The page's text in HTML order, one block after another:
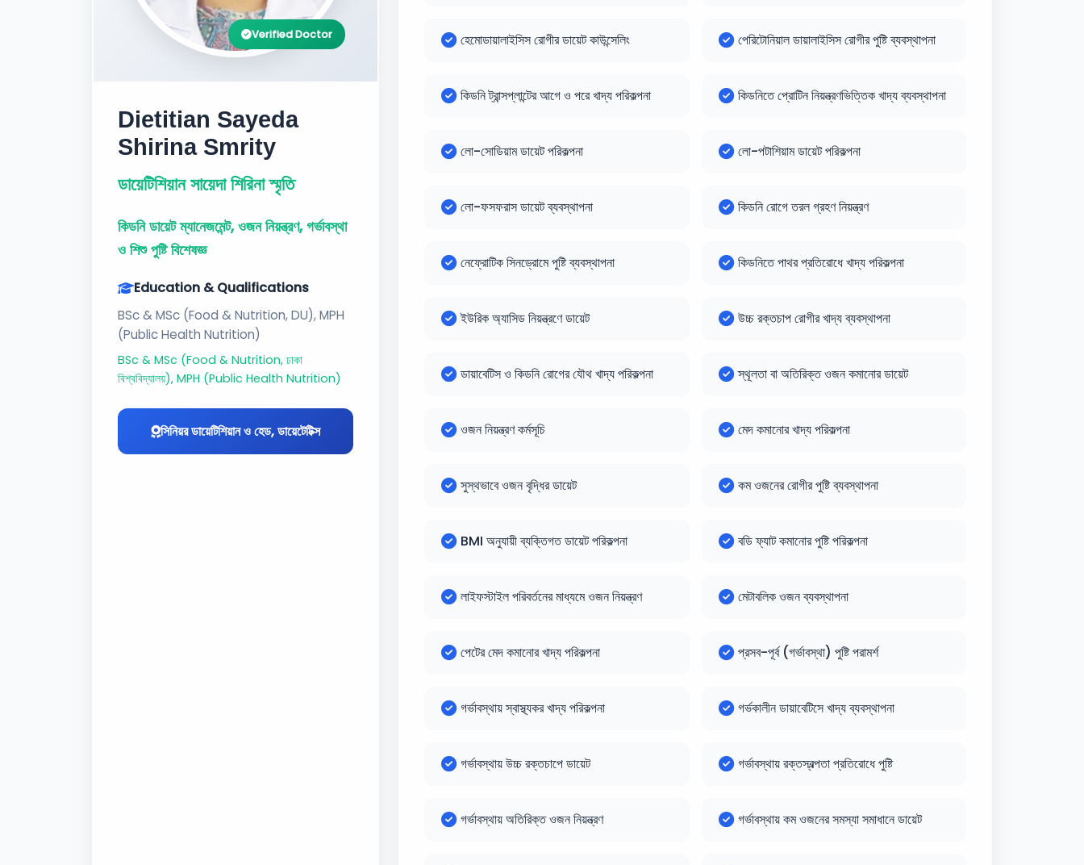
Verified Doctor
Dietitian Sayeda
Shirina Smrity
ডায়েটিশিয়ান সায়েদা শিরিনা স্মৃতি
কিডনি ডায়েট ম্যানেজমেন্ট, ওজন নিয়ন্ত্রণ, গর্ভাবস্থা
ও শিশু পুষ্টি বিশেষজ্ঞ
Education & Qualifications
BSc & MSc (Food & Nutrition, DU), MPH
(Public Health Nutrition)
BSc & MSc (Food & Nutrition, ঢাকা
বিশ্ববিদ্যালয়), MPH (Public Health Nutrition)
সিনিয়র ডায়েটিশিয়ান ও হেড, ডায়েটেটিক্স
হেমোডায়ালাইসিস রোগীর ডায়েট কাউন্সেলিং পেরিটোনিয়াল ডায়ালাইসিস রোগীর পুষ্টি ব্যবস্থাপনা
কিডনি ট্রান্সপ্লান্টের আগে ও পরে খাদ্য পরিকল্পনা কিডনিতে প্রোটিন নিয়ন্ত্রণভিত্তিক খাদ্য ব্যবস্থাপনা
লো-সোডিয়াম ডায়েট পরিকল্পনা লো-পটাশিয়াম ডায়েট পরিকল্পনা
লো-ফসফরাস ডায়েট ব্যবস্থাপনা কিডনি রোগে তরল গ্রহণ নিয়ন্ত্রণ
নেফ্রোটিক সিনড্রোমে পুষ্টি ব্যবস্থাপনা কিডনিতে পাথর প্রতিরোধে খাদ্য পরিকল্পনা
ইউরিক অ্যাসিড নিয়ন্ত্রণে ডায়েট উচ্চ রক্তচাপ রোগীর খাদ্য ব্যবস্থাপনা
ডায়াবেটিস ও কিডনি রোগের যৌথ খাদ্য পরিকল্পনা স্থূলতা বা অতিরিক্ত ওজন কমানোর ডায়েট
ওজন নিয়ন্ত্রণ কর্মসূচি মেদ কমানোর খাদ্য পরিকল্পনা
সুস্থভাবে ওজন বৃদ্ধির ডায়েট কম ওজনের রোগীর পুষ্টি ব্যবস্থাপনা
BMI অনুযায়ী ব্যক্তিগত ডায়েট পরিকল্পনা বডি ফ্যাট কমানোর পুষ্টি পরিকল্পনা
লাইফস্টাইল পরিবর্তনের মাধ্যমে ওজন নিয়ন্ত্রণ মেটাবলিক ওজন ব্যবস্থাপনা
পেটের মেদ কমানোর খাদ্য পরিকল্পনা প্রসব-পূর্ব (গর্ভাবস্থা) পুষ্টি পরামর্শ
গর্ভাবস্থায় স্বাস্থ্যকর খাদ্য পরিকল্পনা গর্ভকালীন ডায়াবেটিসে খাদ্য ব্যবস্থাপনা
গর্ভাবস্থায় উচ্চ রক্তচাপে ডায়েট গর্ভাবস্থায় রক্তস্বল্পতা প্রতিরোধে পুষ্টি
গর্ভাবস্থায় অতিরিক্ত ওজন নিয়ন্ত্রণ গর্ভাবস্থায় কম ওজনের সমস্যা সমাধানে ডায়েট